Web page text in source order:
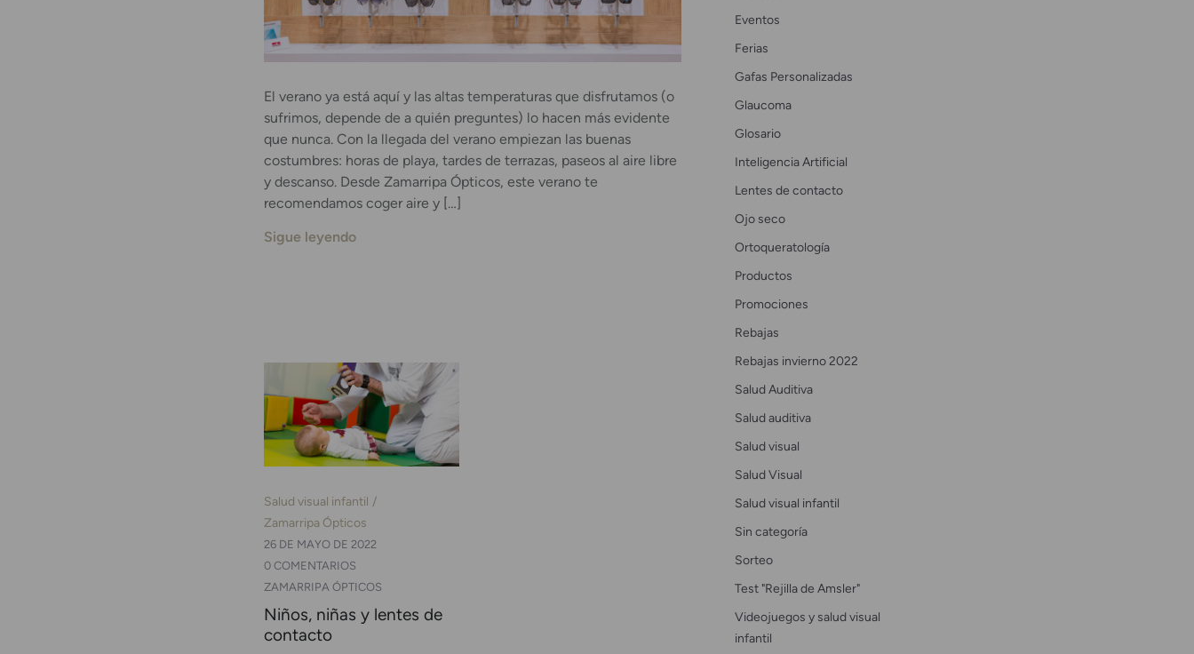
El verano ya está aquí y las altas temperaturas que disfrutamos (o
sufrimos, depende de a quién preguntes) lo hacen más evidente
que nunca. Con la llegada del verano empiezan las buenas
costumbres: horas de playa, tardes de terrazas, paseos al aire libre
y descanso. Desde Zamarripa Ópticos, este verano te
recomendamos coger aire y […]
Sigue leyendo
Salud visual infantil
Zamarripa Ópticos
26 DE MAYO DE 2022
0 COMENTARIOS
ZAMARRIPA ÓPTICOS
Niños, niñas y lentes de
contacto
Eventos
Ferias
Gafas Personalizadas
Glaucoma
Glosario
Inteligencia Artificial
Lentes de contacto
Ojo seco
Ortoqueratología
Productos
Promociones
Rebajas
Rebajas invierno 2022
Salud Auditiva
Salud auditiva
Salud visual
Salud Visual
Salud visual infantil
Sin categoría
Sorteo
Test "Rejilla de Amsler"
Videojuegos y salud visual
infantil